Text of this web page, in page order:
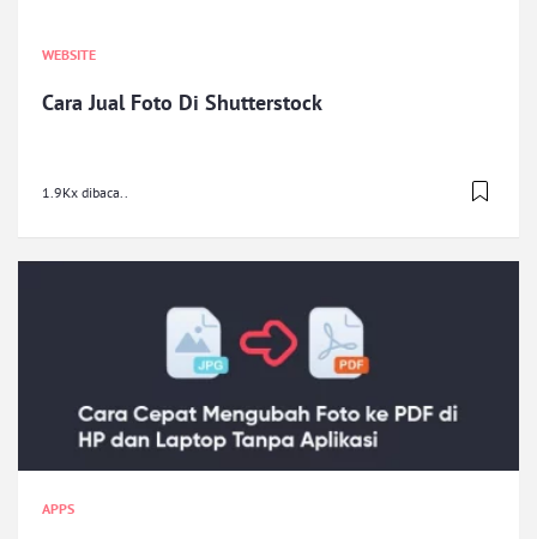
WEBSITE
Cara Jual Foto Di Shutterstock
1.9Kx dibaca..
APPS